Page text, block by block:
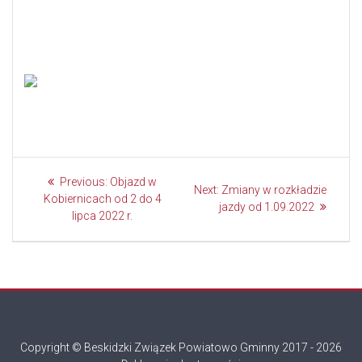
Nawigacja
wpisu
Previous: Previous
post:
Objazd w
Kobiernicach od 2 do 4
lipca 2022 r.
Next: Next
post:
Zmiany w rozkładzie
jazdy od 1.09.2022
Copyright © Beskidzki Związek Powiatowo Gminny 2017 - 2026